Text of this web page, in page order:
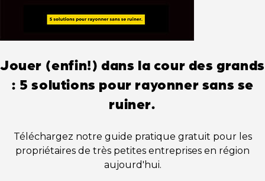
Jouer (enfin!) dans la cour des grands
: 5 solutions pour rayonner sans se
ruiner.
Téléchargez notre guide pratique gratuit pour les
propriétaires de très petites entreprises en région
aujourd'hui.